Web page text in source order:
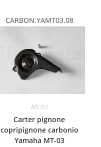
CARBON.YAMT03.08
MT-03
Carter pignone
copripignone carbonio
Yamaha MT-03